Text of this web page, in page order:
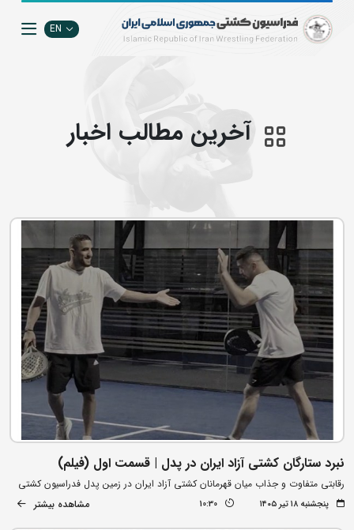
EN
آخرین مطالب اخبار
نبرد ستارگان کشتی آزاد ایران در پدل | قسمت اول (فیلم)
رقابتی متفاوت و جذاب میان قهرمانان کشتی آزاد ایران در زمین پدل فدراسیون کشتی
پنجشنبه ۱۸ تیر ۱۴۰۵ 10:30 مشاهده بیشتر